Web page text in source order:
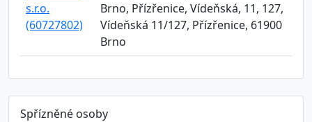
s.r.o.
(60727802)
Brno, Přízřenice, Vídeňská, 11, 127,
Vídeňská 11/127, Přízřenice, 61900
Brno
Spřízněné osoby